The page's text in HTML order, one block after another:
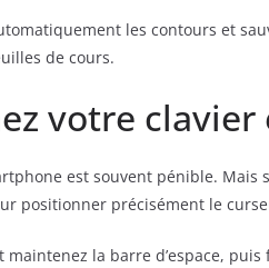
les contours et
de cours.
votre clavier
est souvent pénible. Mais
positionner précisément le
la barre d’espace,